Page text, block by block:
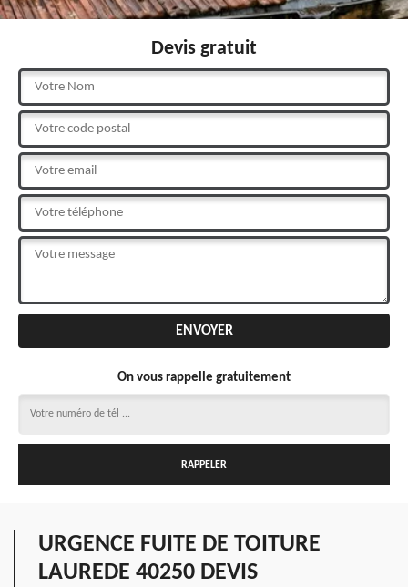
Devis gratuit
On vous rappelle gratuitement
URGENCE FUITE DE TOITURE
LAUREDE 40250 DEVIS